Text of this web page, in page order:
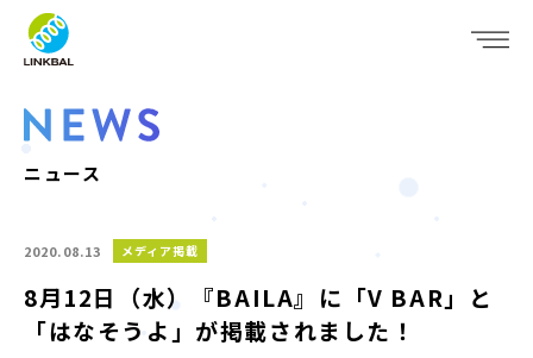
WHO WE ARE
SERVICE
IR
RECRUIT
JP
ニュース
2020.08.13 メディア掲載
8月12日（水）『BAILA』に「V BAR」と
「はなそうよ」が掲載されました！